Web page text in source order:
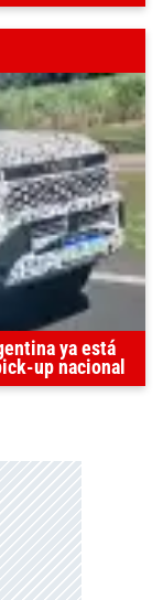
ya está
up nacional